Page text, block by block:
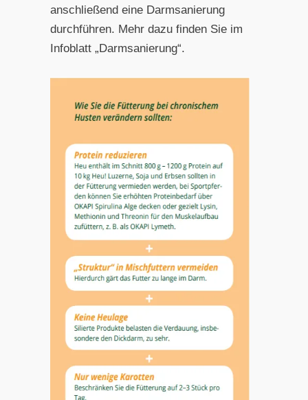
anschließend eine Darmsanierung
durchführen. Mehr dazu finden Sie im
Infoblatt „Darmsanierung“.